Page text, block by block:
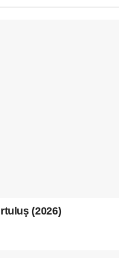
(2026)